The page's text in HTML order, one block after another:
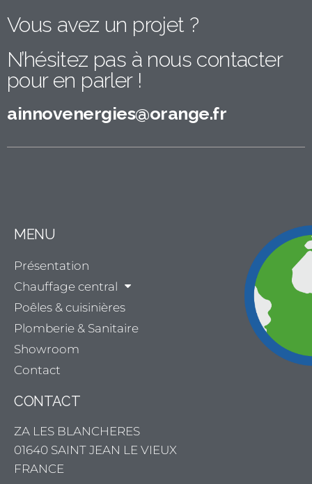
Vous avez un projet ?
N’hésitez pas à nous contacter
pour en parler !​
ainnovenergies@orange.fr
MENU
Présentation
Chauffage central
Poêles & cuisinières
Plomberie & Sanitaire
Showroom
Contact
CONTACT
ZA LES BLANCHERES
01640 SAINT JEAN LE VIEUX
FRANCE